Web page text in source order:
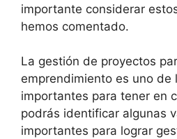
importante considerar
hemos comentado.
La gestión de proyectos
emprendimiento es uno de
importantes para tener en
podrás identificar algunas
importantes para lograr